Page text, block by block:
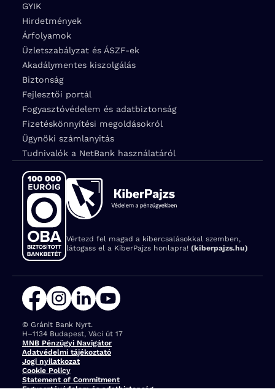
GYIK
Hirdetmények
Árfolyamok
Üzletszabályzat és ÁSZF-ek
Akadálymentes kiszolgálás
Biztonság
Fejlesztői portál
Fogyasztóvédelem és adatbiztonság
Fizetéskönnyítési megoldásokról
Ügynöki számlanyitás
Tudnivalók a NetBank használatáról
Vértezd fel magad a kibercsalásokkal szemben,
látogass el a KiberPajzs honlapra! (kiberpajzs.hu)
© Gránit Bank Nyrt.
Cím:
H–1134 Budapest, Váci út 17
MNB Pénzügyi Navigátor
Adatvédelmi tájékoztató
Jogi nyilatkozat
Cookie Policy
Statement of Commitment
Fogyasztóvédelem és adatbiztonság